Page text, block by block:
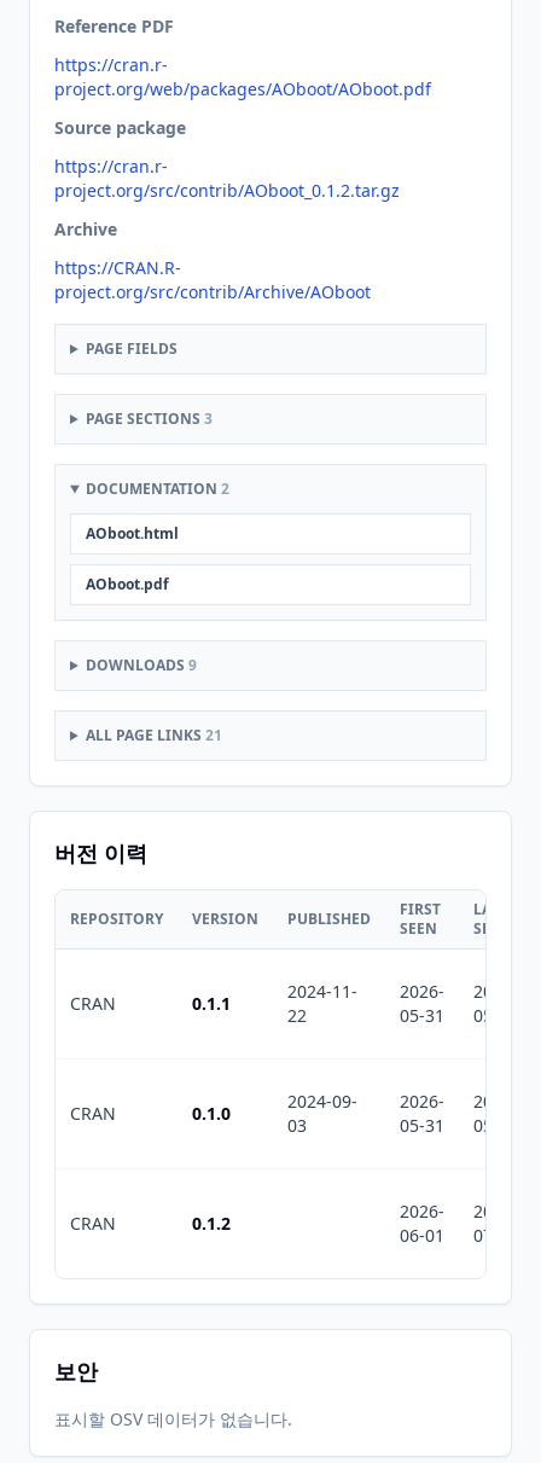
Reference PDF
https://cran.r-
project.org/web/packages/AOboot/AOboot.pdf
Source package
https://cran.r-
project.org/src/contrib/AOboot_0.1.2.tar.gz
Archive
https://CRAN.R-
project.org/src/contrib/Archive/AOboot
PAGE FIELDS
PAGE SECTIONS 3
DOCUMENTATION 2
AOboot.html
AOboot.pdf
DOWNLOADS 9
ALL PAGE LINKS 21
버전 이력
REPOSITORY VERSION PUBLISHED
FIRST
SEEN
LAST
SEEN
CRAN 0.1.1
2024-11-
22
2026-
05-31
2026-
05-31
CRAN 0.1.0
2024-09-
03
2026-
05-31
2026-
05-31
CRAN 0.1.2
2026-
06-01
2026-
07-10
보안
표시할 OSV 데이터가 없습니다.